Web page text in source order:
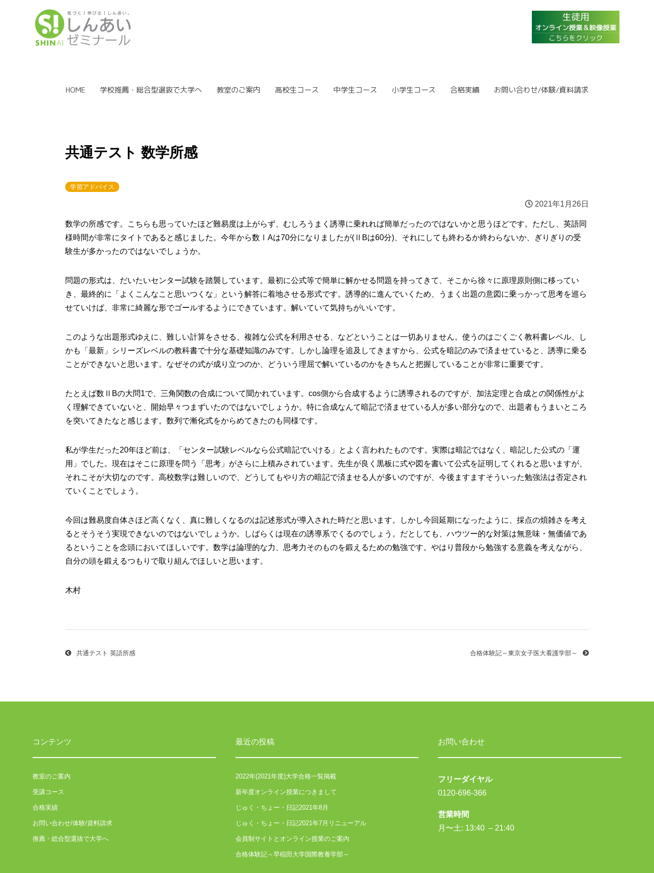
HOME 学校推薦・総合型選抜で大学へ 教室のご案内 高校生コース 中学生コース 小学生コース 合格実績 お問い合わせ/体験/資料請求
共通テスト 数学所感
学習アドバイス
2021年1月26日
数学の所感です。こちらも思っていたほど難易度は上がらず、むしろうまく誘導に乗れれば簡単だったのではないかと思うほどです。ただし、英語同
様時間が非常にタイトであると感じました。今年から数ⅠAは70分になりましたが(ⅡBは60分)、それにしても終わるか終わらないか、ぎりぎりの受
験生が多かったのではないでしょうか。
問題の形式は、だいたいセンター試験を踏襲しています。最初に公式等で簡単に解かせる問題を持ってきて、そこから徐々に原理原則側に移ってい
き、最終的に「よくこんなこと思いつくな」という解答に着地させる形式です。誘導的に進んでいくため、うまく出題の意図に乗っかって思考を巡ら
せていけば、非常に綺麗な形でゴールするようにできています。解いていて気持ちがいいです。
このような出題形式ゆえに、難しい計算をさせる、複雑な公式を利用させる、などということは一切ありません。使うのはごくごく教科書レベル、し
かも「最新」シリーズレベルの教科書で十分な基礎知識のみです。しかし論理を追及してきますから、公式を暗記のみで済ませていると、誘導に乗る
ことができないと思います。なぜその式が成り立つのか、どういう理屈で解いているのかをきちんと把握していることが非常に重要です。
たとえば数ⅡBの大問1で、三角関数の合成について聞かれています。cos側から合成するように誘導されるのですが、加法定理と合成との関係性がよ
く理解できていないと、開始早々つまずいたのではないでしょうか。特に合成なんて暗記で済ませている人が多い部分なので、出題者もうまいところ
を突いてきたなと感じます。数列で漸化式をからめてきたのも同様です。
私が学生だった20年ほど前は、「センター試験レベルなら公式暗記でいける」とよく言われたものです。実際は暗記ではなく、暗記した公式の「運
用」でした。現在はそこに原理を問う「思考」がさらに上積みされています。先生が良く黒板に式や図を書いて公式を証明してくれると思いますが、
それこそが大切なのです。高校数学は難しいので、どうしてもやり方の暗記で済ませる人が多いのですが、今後ますますそういった勉強法は否定され
ていくことでしょう。
今回は難易度自体さほど高くなく、真に難しくなるのは記述形式が導入された時だと思います。しかし今回延期になったように、採点の煩雑さを考え
るとそうそう実現できないのではないでしょうか。しばらくは現在の誘導系でくるのでしょう。だとしても、ハウツー的な対策は無意味・無価値であ
るということを念頭においてほしいです。数学は論理的な力、思考力そのものを鍛えるための勉強です。やはり普段から勉強する意義を考えながら、
自分の頭を鍛えるつもりで取り組んでほしいと思います。
木村
稿
ナ
ー
ン
共通テスト 英語所感 合格体験記～東京女子医大看護学部～
コンテンツ
教室のご案内
受講コース
合格実績
お問い合わせ/体験/資料請求
推薦・総合型選抜で大学へ
最近の投稿
2022年(2021年度)大学合格一覧掲載
新年度オンライン授業につきまして
じゅく・ちょー・日記2021年8月
じゅく・ちょー・日記2021年7月リニューアル
会員制サイトとオンライン授業のご案内
合格体験記～早稲田大学国際教養学部～
お問い合わせ
フリーダイヤル
0120-696-366
営業時間
月〜土: 13:40 – 21:40